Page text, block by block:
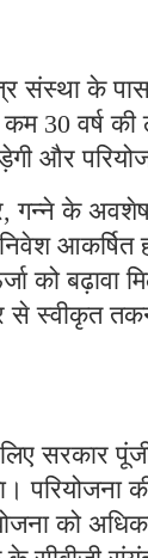
संस्था के
30 वर्ष की
और
गन्ने के
आकर्षित
को बढ़ावा
से स्वीकृत
सरकार
परियोजना
को